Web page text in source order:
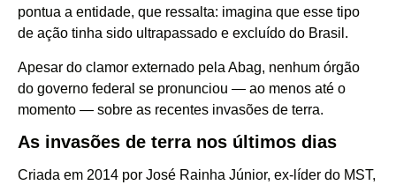
pontua a entidade, que ressalta: imagina que esse tipo
de ação tinha sido ultrapassado e excluído do Brasil.
Apesar do clamor externado pela Abag, nenhum órgão
do governo federal se pronunciou — ao menos até o
momento — sobre as recentes invasões de terra.
As invasões de terra nos últimos dias
Criada em 2014 por José Rainha Júnior, ex-líder do MST,